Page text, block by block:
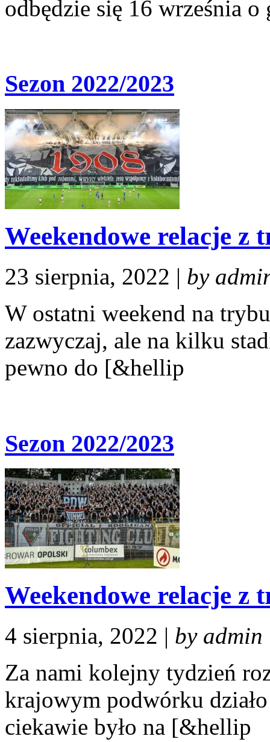
odbędzie się 16 września
Sezon 2022/2023
Weekendowe relacje z
23 sierpnia, 2022 | by
W ostatni weekend na
zazwyczaj, ale na kilku
pewno do [&hellip
Sezon 2022/2023
Weekendowe relacje z
4 sierpnia, 2022 | by admin
Za nami kolejny tydzień
krajowym podwórku
ciekawie było na [&hellip